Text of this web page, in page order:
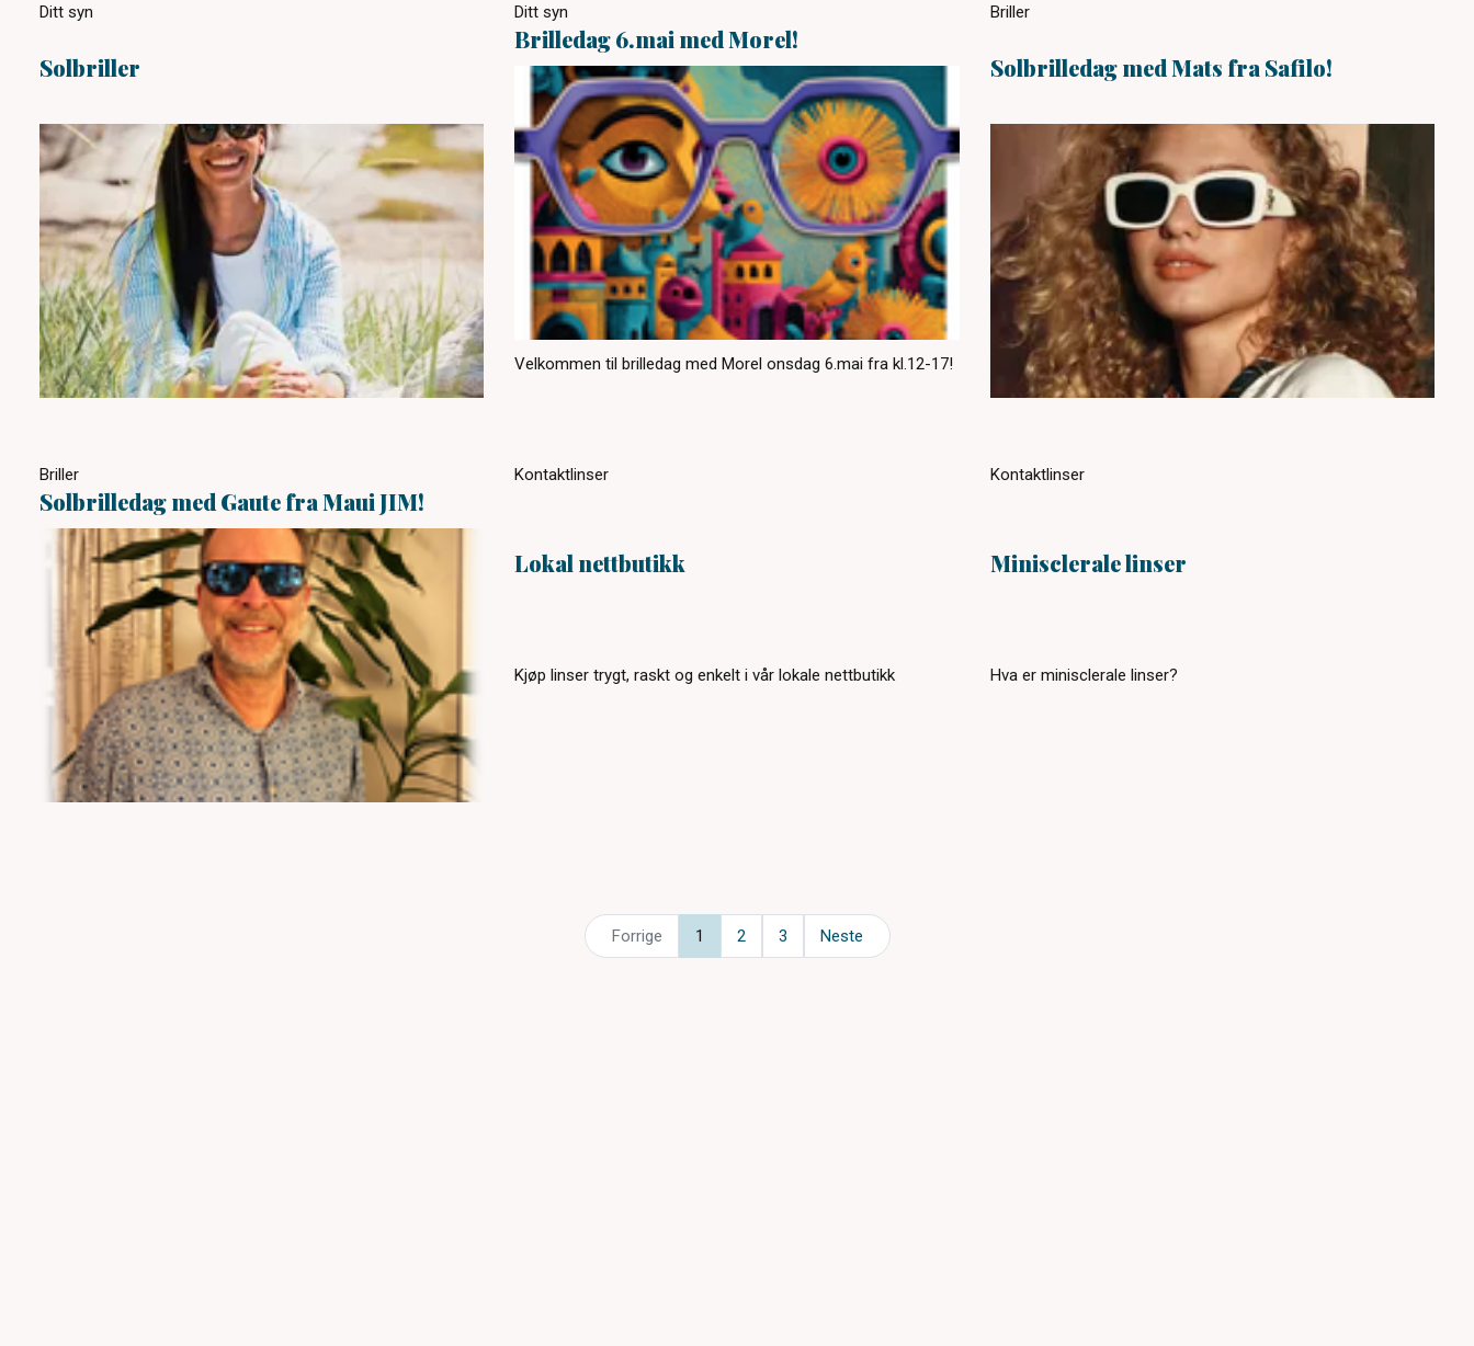
Ditt syn
Solbriller
Ditt syn
Brilledag 6.mai med Morel!
Velkommen til brilledag med Morel onsdag 6.mai fra kl.12-17!
Briller
Solbrilledag med Mats fra Safilo!
Briller
Solbrilledag med Gaute fra Maui JIM!
Kontaktlinser
Lokal nettbutikk
Kjøp linser trygt, raskt og enkelt i vår lokale nettbutikk
Kontaktlinser
Minisclerale linser
Hva er minisclerale linser?
Forrige 1 2 3 Neste